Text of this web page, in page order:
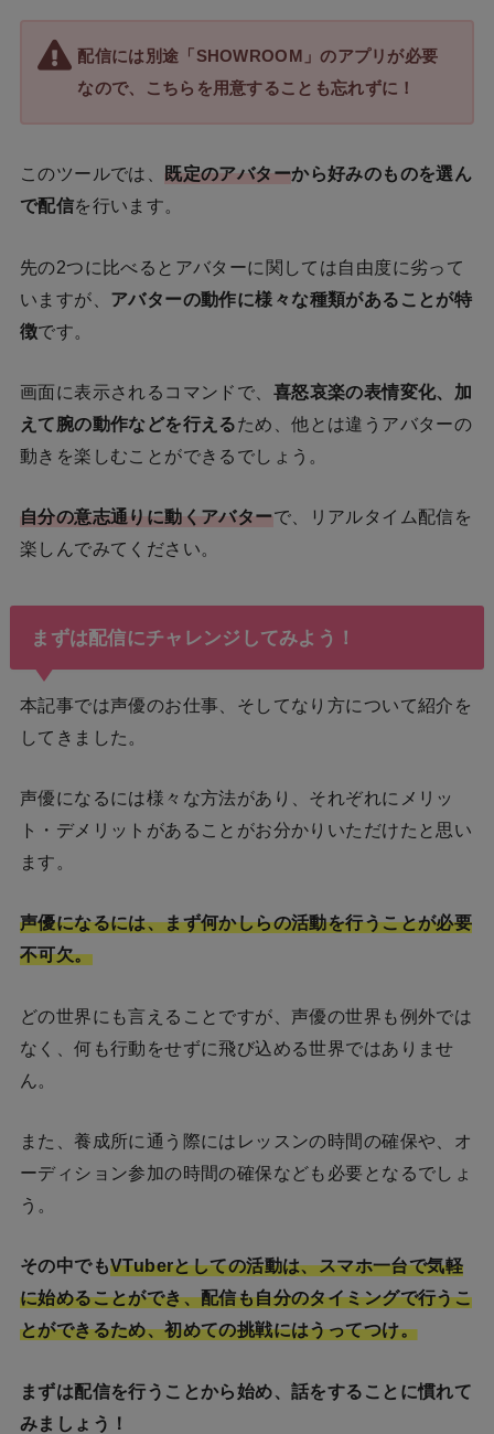
配信には別途「SHOWROOM」のアプリが必要
なので、こちらを用意することも忘れずに！
このツールでは、 既定のアバターから好みのものを選ん
で配信を行います。
先の2つに比べるとアバターに関しては自由度に劣って
いますが、 アバターの動作に様々な種類があることが特
徴です。
画面に表示されるコマンドで、 喜怒哀楽の表情変化、加
えて腕の動作などを行えるため、他とは違うアバターの
動きを楽しむことができるでしょう。
自分の意志通りに動くアバターで、リアルタイム配信を
楽しんでみてください。
まずは配信にチャレンジしてみよう！
本記事では声優のお仕事、そしてなり方について紹介を
してきました。
声優になるには様々な方法があり、それぞれにメリッ
ト・デメリットがあることがお分かりいただけたと思い
ます。
声優になるには、まず何かしらの活動を行うことが必要
不可欠。
どの世界にも言えることですが、声優の世界も例外では
なく、何も行動をせずに飛び込める世界ではありませ
ん。
また、養成所に通う際にはレッスンの時間の確保や、オ
ーディション参加の時間の確保なども必要となるでしょ
う。
その中でもVTuberとしての活動は、スマホ一台で気軽
に始めることができ、配信も自分のタイミングで行うこ
とができるため、初めての挑戦にはうってつけ。
まずは配信を行うことから始め、話をすることに慣れて
みましょう！